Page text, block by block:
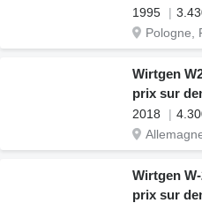
1995
Pologne,
Wirtgen
prix sur
2018
Wirtgen
prix sur